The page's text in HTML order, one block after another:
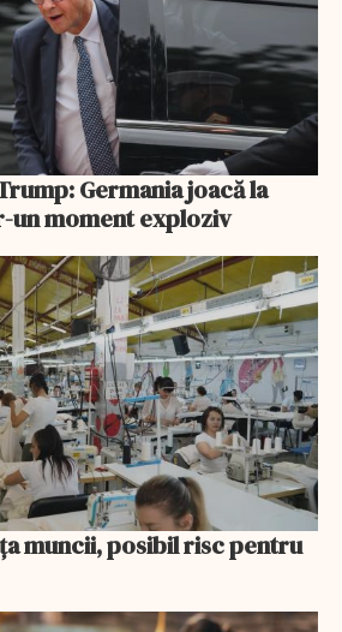
Germania joacă la
un moment exploziv
muncii, posibil risc pentru